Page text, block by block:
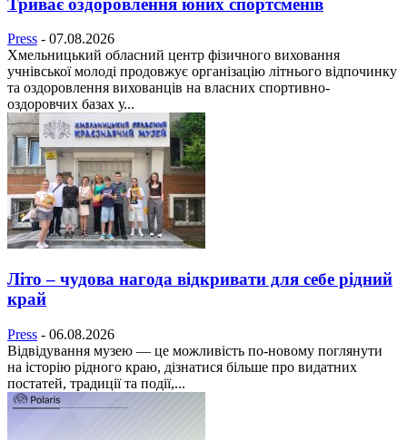
Press - 07.08.2026
Хмельницький обласний центр фізичного виховання
учнівської молоді продовжує організацію літнього відпочинку
та оздоровлення вихованців на власних спортивно-
оздоровчих базах у...
Літо – чудова нагода відкривати для себе рідний
край
Press - 06.08.2026
Відвідування музею — це можливість по-новому поглянути
на історію рідного краю, дізнатися більше про видатних
постатей, традиції та події,...